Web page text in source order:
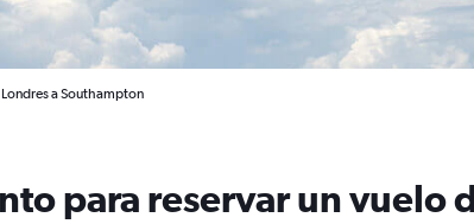
a Southampton
para reservar un vuelo